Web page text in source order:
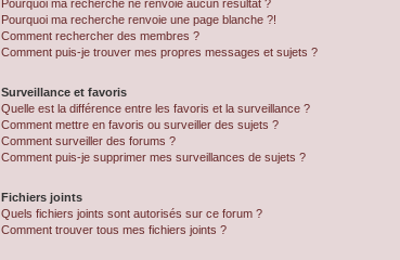
Pourquoi ma recherche ne renvoie aucun résultat ?
Pourquoi ma recherche renvoie une page blanche ?!
Comment rechercher des membres ?
Comment puis-je trouver mes propres messages et sujets ?
Surveillance et favoris
Quelle est la différence entre les favoris et la surveillance ?
Comment mettre en favoris ou surveiller des sujets ?
Comment surveiller des forums ?
Comment puis-je supprimer mes surveillances de sujets ?
Fichiers joints
Quels fichiers joints sont autorisés sur ce forum ?
Comment trouver tous mes fichiers joints ?